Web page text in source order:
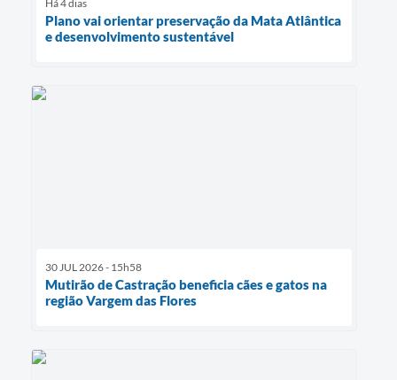
Há 4 dias
Plano vai orientar preservação da Mata Atlântica
e desenvolvimento sustentável
30 JUL 2026 - 15h58
Mutirão de Castração beneficia cães e gatos na
região Vargem das Flores